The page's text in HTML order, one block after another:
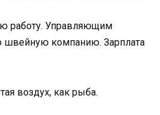
работу. Управляющим
швейную компанию. Зарплата
воздух, как рыба.